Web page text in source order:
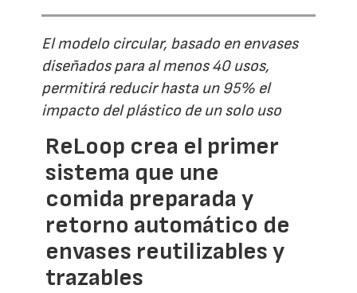
El modelo circular, basado en envases
diseñados para al menos 40 usos,
permitirá reducir hasta un 95% el
impacto del plástico de un solo uso
ReLoop crea el primer
sistema que une
comida preparada y
retorno automático de
envases reutilizables y
trazables